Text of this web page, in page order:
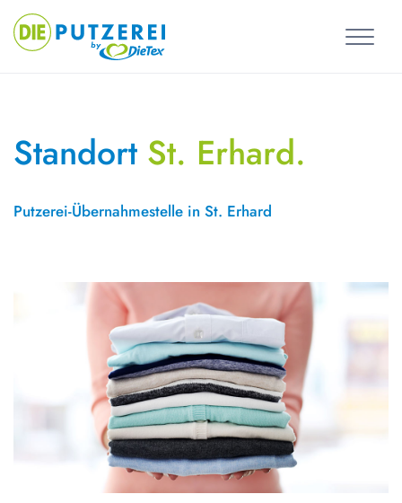
Skip
content
Standort St. Erhard.
Putzerei-Übernahmestelle in St. Erhard